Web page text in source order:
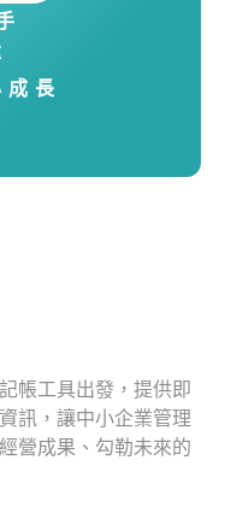
長
帳工具出發，提供即
訊，讓中小企業管理
營成果、勾勒未來的